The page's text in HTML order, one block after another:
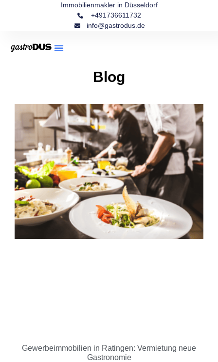
Immobilienmakler in Düsseldorf
info@gastrodus.de
+491736611732
Blog
Gewerbeimmobilien in Ratingen: Vermietung neue
Gastronomie